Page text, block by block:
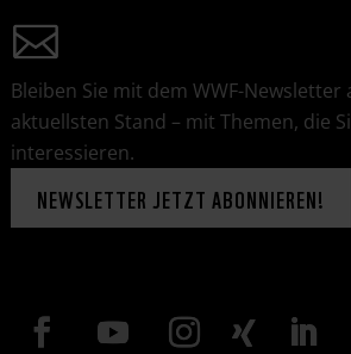
Bleiben Sie mit dem WWF-Newsletter
aktuellsten Stand – mit Themen, die
interessieren.
NEWSLETTER JETZT ABONNIEREN!